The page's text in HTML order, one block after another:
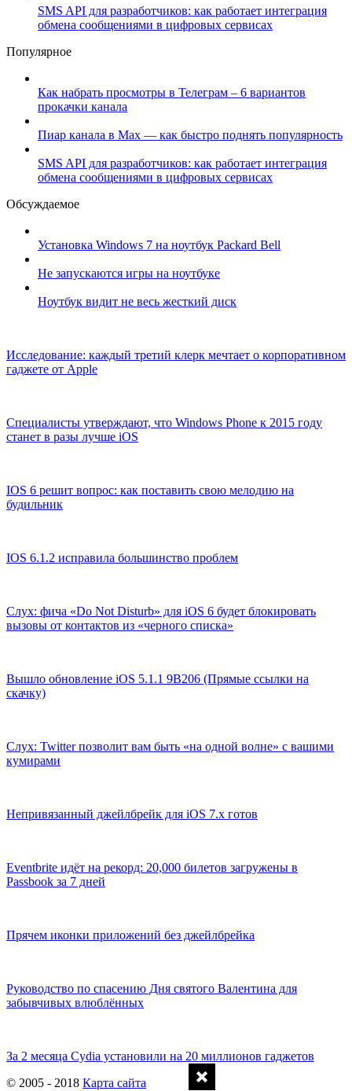
SMS API для разработчиков: как работает интеграция
обмена сообщениями в цифровых сервисах
Популярное
Как набрать просмотры в Телеграм – 6 вариантов
прокачки канала
Пиар канала в Max — как быстро поднять популярность
SMS API для разработчиков: как работает интеграция
обмена сообщениями в цифровых сервисах
Обсуждаемое
Установка Windows 7 на ноутбук Packard Bell
Не запускаются игры на ноутбуке
Ноутбук видит не весь жесткий диск
Исследование: каждый третий клерк мечтает о корпоративном
гаджете от Apple
Специалисты утверждают, что Windows Phone к 2015 году
станет в разы лучше iOS
IOS 6 решит вопрос: как поставить свою мелодию на
будильник
IOS 6.1.2 исправила большинство проблем
Слух: фича «Do Not Disturb» для iOS 6 будет блокировать
вызовы от контактов из «черного списка»
Вышло обновление iOS 5.1.1 9B206 (Прямые ссылки на
скачку)
Слух: Twitter позволит вам быть «на одной волне» с вашими
кумирами
Непривязанный джейлбрейк для iOS 7.х готов
Eventbrite идёт на рекорд: 20,000 билетов загружены в
Passbook за 7 дней
Прячем иконки приложений без джейлбрейка
Руководство по спасению Дня святого Валентина для
забывчивых влюблённых
За 2 месяца Cydia установили на 20 миллионов гаджетов
© 2005 - 2018 Карта сайта